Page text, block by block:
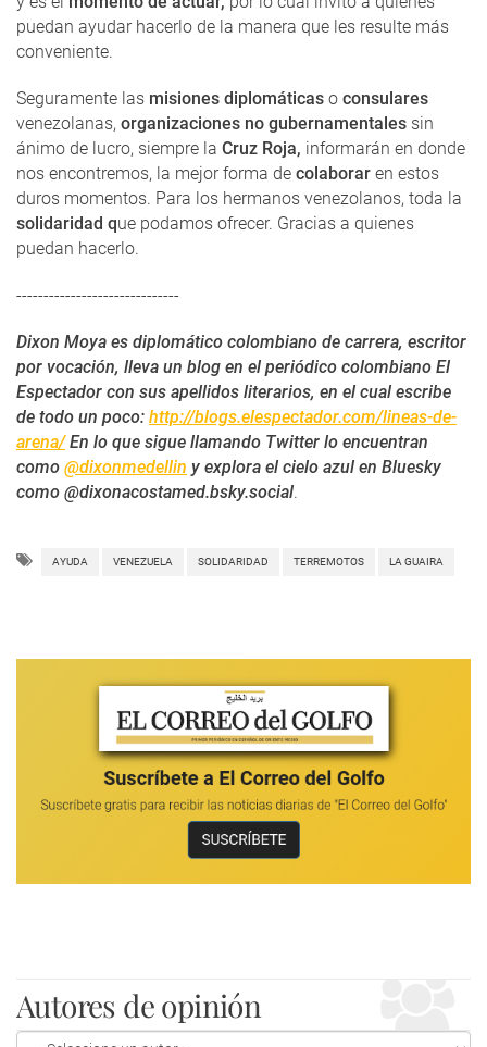
puedan ayudar hacerlo de la manera que les resulte más
conveniente.
Seguramente las misiones diplomáticas o consulares
venezolanas, organizaciones no gubernamentales sin
ánimo de lucro, siempre la Cruz Roja, informarán en donde
nos encontremos, la mejor forma de colaborar en estos
duros momentos. Para los hermanos venezolanos, toda la
solidaridad que podamos ofrecer. Gracias a quienes
puedan hacerlo.
------------------------------
Dixon Moya es diplomático colombiano de carrera, escritor
por vocación, lleva un blog en el periódico colombiano El
Espectador con sus apellidos literarios, en el cual escribe
de todo un poco: http://blogs.elespectador.com/lineas-de-
arena/En lo que sigue llamando Twitter lo encuentran
como @dixonmedellin y explora el cielo azul en Bluesky
como @dixonacostamed.bsky.social.
AYUDA VENEZUELA SOLIDARIDAD TERREMOTOS LA GUAIRA
Autores de opinión